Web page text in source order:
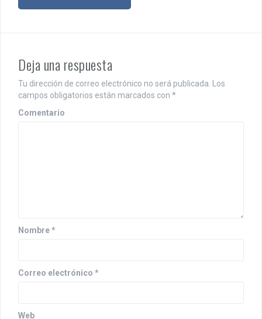
e
a
c
i
ó
n
t
r
a
Deja una respuesta
Tu dirección de correo electrónico no será publicada.
Los
campos obligatorios están marcados con *
Comentario
Nombre*
Correo electrónico *
Web